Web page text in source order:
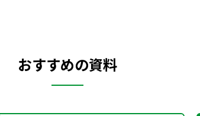
おすすめの資料